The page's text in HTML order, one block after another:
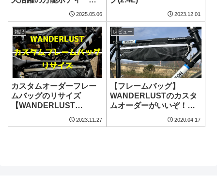
2025.05.06 2023.12.01
雑記
カスタムオーダーフレー
ムバッグのリサイズ
【WANDERLUST
2023.11.27
レビュー
【フレームバッグ】
WANDERLUSTのカスタ
ムオーダーがいいぞ！と
2020.04.17